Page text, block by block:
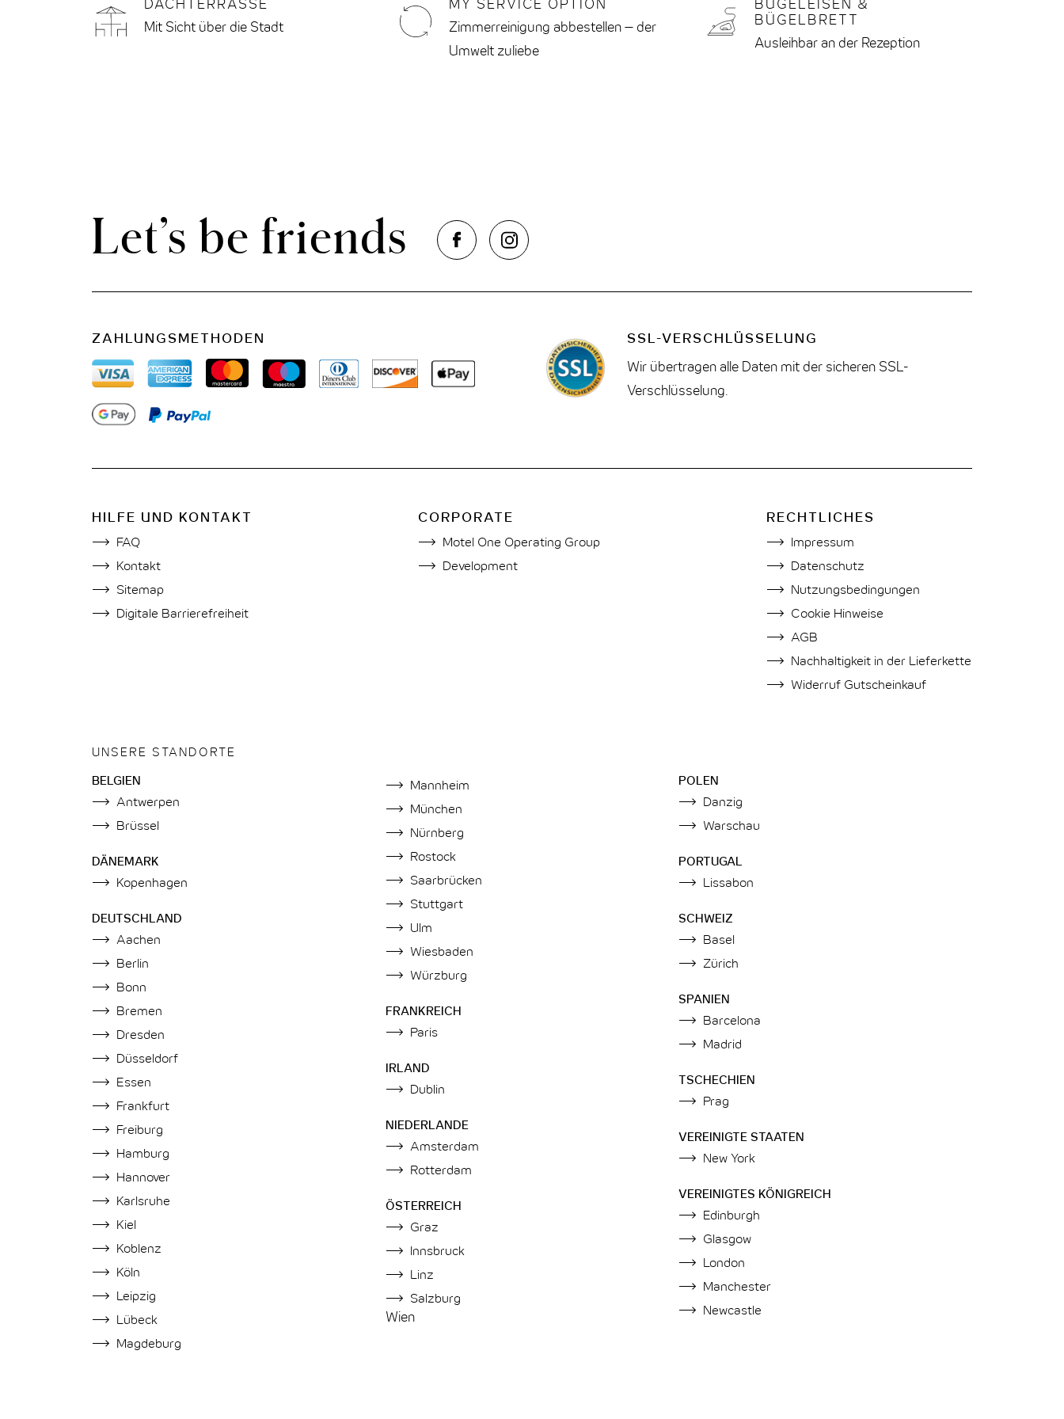
THE CLOUD ONE PRAG
THE CLOUD ONE WIEN-STAATSOPER
DACHTERRASSE
Mit Sicht über die Stadt
MY SERVICE OPTION
Zimmerreinigung abbestellen – der
Umwelt zuliebe
BÜGELEISEN &
BÜGELBRETT
Ausleihbar an der Rezeption
Let’s be friends
ZAHLUNGSMETHODEN SSL-VERSCHLÜSSELUNG
Wir übertragen alle Daten mit der sicheren SSL-
Verschlüsselung.
HILFE UND KONTAKT
FAQ
Kontakt
Sitemap
Digitale Barrierefreiheit
CORPORATE
Motel One Operating Group
Development
RECHTLICHES
Impressum
Datenschutz
Nutzungsbedingungen
Cookie Hinweise
AGB
Nachhaltigkeit in der Lieferkette
Widerruf Gutscheinkauf
UNSERE STANDORTE
BELGIEN
Antwerpen
Brüssel
DÄNEMARK
Kopenhagen
DEUTSCHLAND
Aachen
Berlin
Bonn
Bremen
Dresden
Düsseldorf
Essen
Frankfurt
Freiburg
Hamburg
Hannover
Karlsruhe
Kiel
Koblenz
Köln
Leipzig
Lübeck
Magdeburg
Mannheim
München
Nürnberg
Rostock
Saarbrücken
Stuttgart
Ulm
Wiesbaden
Würzburg
FRANKREICH
Paris
IRLAND
Dublin
NIEDERLANDE
Amsterdam
Rotterdam
ÖSTERREICH
Graz
Innsbruck
Linz
Salzburg
Wien
POLEN
Danzig
Warschau
PORTUGAL
Lissabon
SCHWEIZ
Basel
Zürich
SPANIEN
Barcelona
Madrid
TSCHECHIEN
Prag
VEREINIGTE STAATEN
New York
VEREINIGTES KÖNIGREICH
Edinburgh
Glasgow
London
Manchester
Newcastle